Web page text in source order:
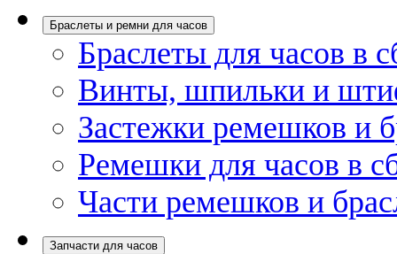
Браслеты и ремни для часов
Браслеты для часов в
Винты, шпильки и
Застежки ремешков и
Ремешки для часов в
Части ремешков и
Запчасти для часов